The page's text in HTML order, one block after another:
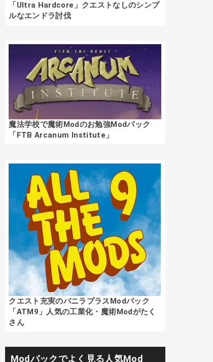
「Ultra Hardcore」クエストなしのシンプ
ルなエンドラ討伐
魔法学校で魔術Modのお勉強Modパック
「FTB Arcanum Institute」
クエスト充実のバニラプラスModパック
「ATM9」人気の工業化・魔術Modがたく
さん
Modパックでよく見る人気Mod